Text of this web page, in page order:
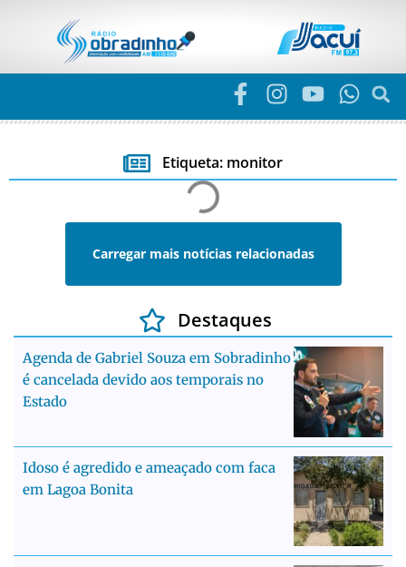
Etiqueta: monitor
Carregar mais notícias relacionadas
Destaques
Agenda de Gabriel Souza em Sobradinho
é cancelada devido aos temporais no
Estado
Idoso é agredido e ameaçado com faca
em Lagoa Bonita